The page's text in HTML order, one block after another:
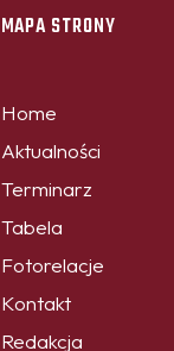
MAPA STRONY
Home
Aktualności
Terminarz
Tabela
Fotorelacje
Kontakt
Redakcja